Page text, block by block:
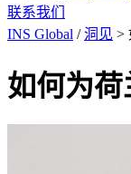
联系我们
INS Global /洞见 >
如何为荷